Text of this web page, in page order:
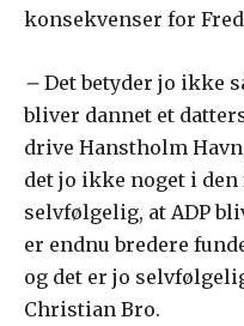
konsekvenser for
– Det betyder jo ikke
bliver dannet et
drive Hanstholm
det jo ikke noget i den
selvfølgelig, at ADP
er endnu bredere
og det er jo
Christian Bro.